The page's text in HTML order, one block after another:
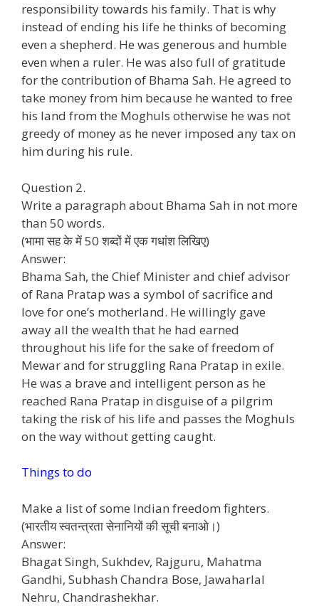
responsibility towards his family. That is why
instead of ending his life he thinks of becoming
even a shepherd. He was generous and humble
even when a ruler. He was also full of gratitude
for the contribution of Bhama Sah. He agreed to
take money from him because he wanted to free
his land from the Moghuls otherwise he was not
greedy of money as he never imposed any tax on
him during his rule.
Question 2.
Write a paragraph about Bhama Sah in not more
than 50 words.
(भामा सह के में 50 शब्दों में एक गधांश लिखिए)
Answer:
Bhama Sah, the Chief Minister and chief advisor
of Rana Pratap was a symbol of sacrifice and
love for one’s motherland. He willingly gave
away all the wealth that he had earned
throughout his life for the sake of freedom of
Mewar and for struggling Rana Pratap in exile.
He was a brave and intelligent person as he
reached Rana Pratap in disguise of a pilgrim
taking the risk of his life and passes the Moghuls
on the way without getting caught.
Things to do
Make a list of some Indian freedom fighters.
(भारतीय स्वतन्त्रता सेनानियों की सूची बनाओ।)
Answer:
Bhagat Singh, Sukhdev, Rajguru, Mahatma
Gandhi, Subhash Chandra Bose, Jawaharlal
Nehru, Chandrashekhar.